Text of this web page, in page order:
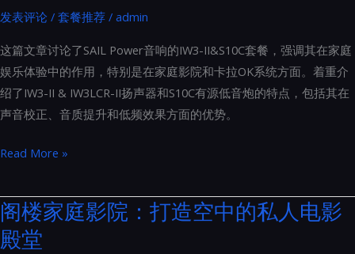
发表评论 / 套餐推荐 / admin
这篇文章讨论了SAIL Power音响的IW3-II&S10C套餐，强调其在家庭
娱乐体验中的作用，特别是在家庭影院和卡拉OK系统方面。着重介
绍了IW3-II & IW3LCR-II扬声器和S10C有源低音炮的特点，包括其在
声音校正、音质提升和低频效果方面的优势。
SAIL
II&S10C
套
餐
Read More »
阁楼家庭影院：打造空中的私人电影
殿堂